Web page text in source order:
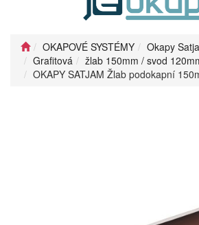
OKAPOVÉ SYSTÉMY
Okapy
Grafitová
žlab 150mm / svod
OKAPY SATJAM Žlab podokapní